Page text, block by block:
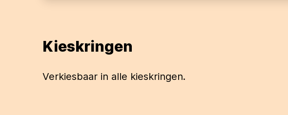
Kieskringen
Verkiesbaar in alle kieskringen.